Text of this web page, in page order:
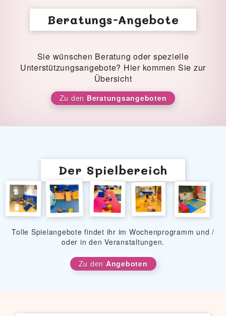
Beratungs-Angebote
Sie wünschen Beratung oder spezielle
Unterstützungsangebote? Hier kommen Sie zur
Übersicht
Zu den Beratungsangeboten
Der Spielbereich
Tolle Spielangebote findet ihr im Wochenprogramm und /
oder in den Veranstaltungen.
Zu den Angeboten